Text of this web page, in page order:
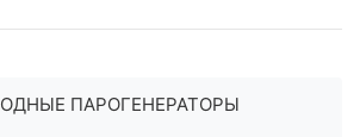
ПАРОГЕНЕРАТОРЫ